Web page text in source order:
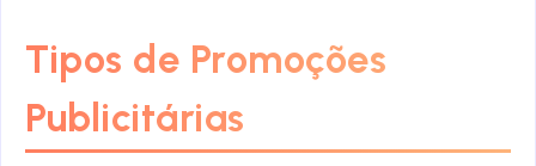
Tipos de Promoções
Publicitárias